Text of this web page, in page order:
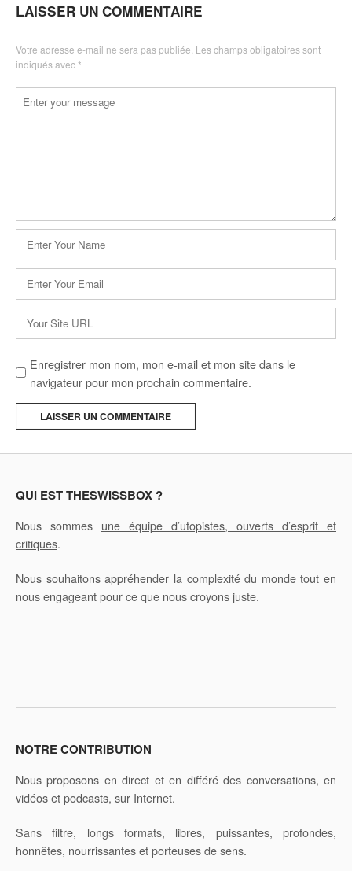
LAISSER UN COMMENTAIRE
Votre adresse e-mail ne sera pas publiée. Les champs obligatoires sont
indiqués avec*
Commentaire
Nom
* Site
Enregistrer mon nom, mon e-mail et mon site dans le
navigateur pour mon prochain commentaire.
l
QUI EST THESWISSBOX ?
Nous sommes une équipe d’utopistes, ouverts d’esprit et
critiques.
Nous souhaitons appréhender la complexité du monde tout en
nous engageant pour ce que nous croyons juste.
NOTRE CONTRIBUTION
Nous proposons en direct et en différé des conversations, en
vidéos et podcasts, sur Internet.
Sans filtre, longs formats, libres, puissantes, profondes,
honnêtes, nourrissantes et porteuses de sens.